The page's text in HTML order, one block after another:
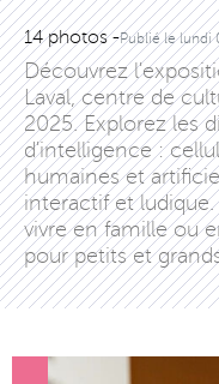
14 photos -Publié lelundi
Découvrez
Laval, centre de
2025. Explorez les
d'intelligence :
humaines et
interactif et
vivre en famille ou
pour petits et